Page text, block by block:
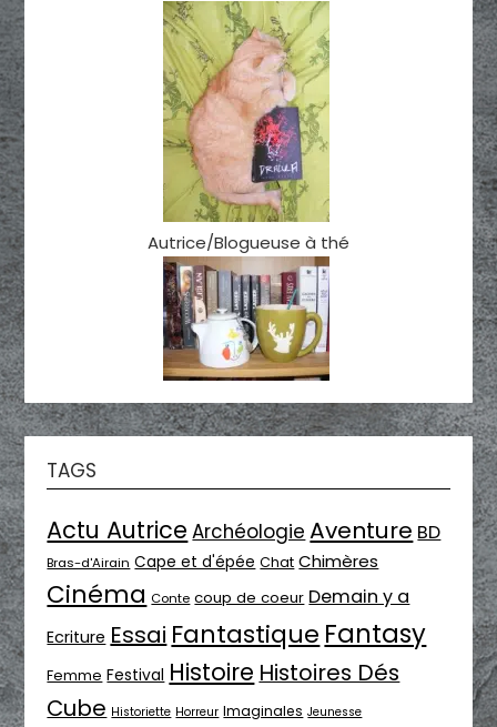
Autrice/Blogueuse à thé
TAGS
Actu Autrice Archéologie Aventure BD
Bras-d'Airain Cape et d'épée Chat Chimères
Cinéma Conte coup de coeur Demain y a
Ecriture Essai Fantastique Fantasy
Femme Festival Histoire Histoires Dés
Cube Historiette Horreur Imaginales Jeunesse